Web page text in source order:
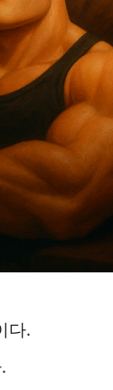
다.